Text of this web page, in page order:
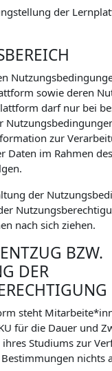
der
sowie deren
darf nur bei
zur
Daten im Rahmen
der
nach sich ziehen.
BZW.
DER
steht
für die Dauer und
Studiums zur
nichts